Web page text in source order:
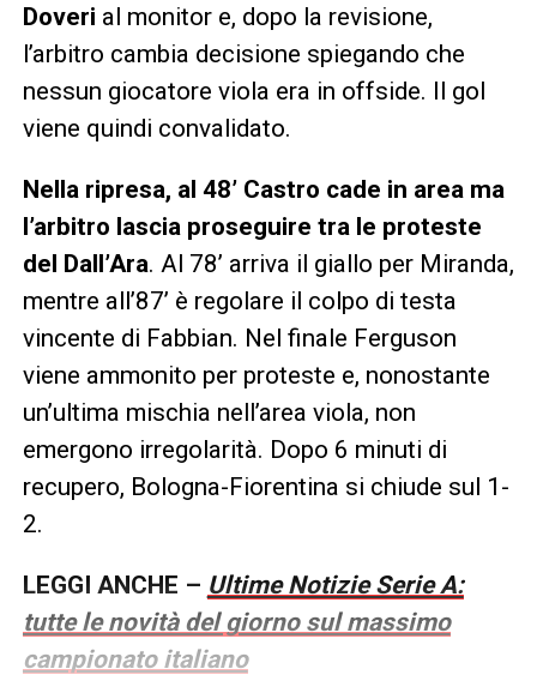
Doveri al monitor e, dopo la revisione,
l’arbitro cambia decisione spiegando che
nessun giocatore viola era in offside. Il gol
viene quindi convalidato.
Nella ripresa, al 48’ Castro cade in area ma
l’arbitro lascia proseguire tra le proteste
del Dall’Ara. Al 78’ arriva il giallo per Miranda,
mentre all’87’ è regolare il colpo di testa
vincente di Fabbian. Nel finale Ferguson
viene ammonito per proteste e, nonostante
un’ultima mischia nell’area viola, non
emergono irregolarità. Dopo 6 minuti di
recupero, Bologna-Fiorentina si chiude sul 1-
2.
LEGGI ANCHE – Ultime Notizie Serie A:
tutte le novità del giorno sul massimo
campionato italiano